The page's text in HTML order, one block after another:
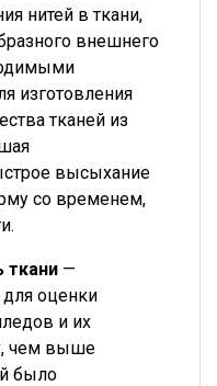
нитей в ткани,
внешнего
изготовления
тканей из
высыхание
со временем,
ткани —
для оценки
и их
чем выше
было